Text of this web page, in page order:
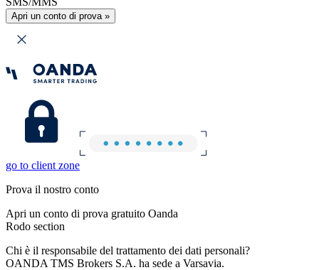
Apri un conto di prova »
go to client zone
Prova il nostro conto
Apri un conto di prova gratuito Oanda
Rodo section
Chi è il responsabile del trattamento dei dati personali?
OANDA TMS Brokers S.A. ha sede a Varsavia.